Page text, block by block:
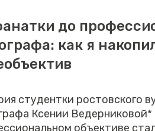
до
как я
студентки ростовского
Ксении Ведерниковой*
объективе